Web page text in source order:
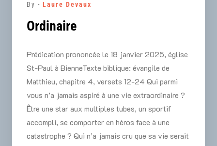
By - Laure Devaux
Ordinaire
Prédication prononcée le 18 janvier 2025, église
St-Paul à BienneTexte biblique: évangile de
Matthieu, chapitre 4, versets 12-24 Qui parmi
vous n’a jamais aspiré à une vie extraordinaire ?
Être une star aux multiples tubes, un sportif
accompli, se comporter en héros face à une
catastrophe ? Qui n’a jamais cru que sa vie serait